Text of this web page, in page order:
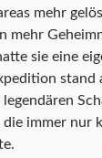
mehr
mehr
sie eine
stand
die immer nur